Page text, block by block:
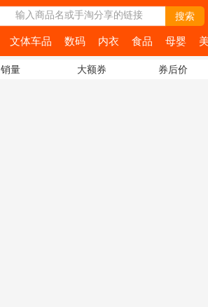
输入商品名或手淘分享的链接 搜索
文体车品 数码 内衣 食品 母婴
销量 大额券 券后价